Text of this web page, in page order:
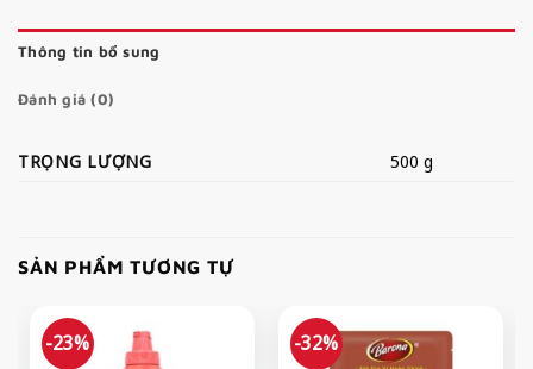
Thông tin bổ sung
Đánh giá (0)
TRỌNG LƯỢNG 500 g
SẢN PHẨM TƯƠNG TỰ
-23% -32%